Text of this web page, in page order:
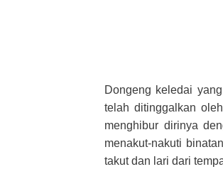
Dongeng keledai
telah ditinggalkan
menghibur dirinya
menakut-nakuti
takut dan lari dari